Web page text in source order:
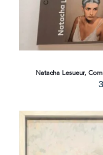
Natacha Lesueur,